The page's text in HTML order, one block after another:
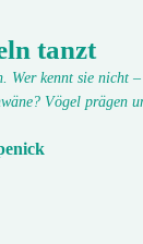
tanzt
Wer kennt sie nicht
Vögel prägen